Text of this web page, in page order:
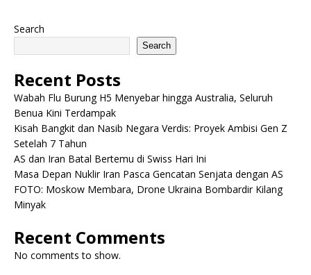
Search
Search
Recent Posts
Wabah Flu Burung H5 Menyebar hingga Australia, Seluruh
Benua Kini Terdampak
Kisah Bangkit dan Nasib Negara Verdis: Proyek Ambisi Gen Z
Setelah 7 Tahun
AS dan Iran Batal Bertemu di Swiss Hari Ini
Masa Depan Nuklir Iran Pasca Gencatan Senjata dengan AS
FOTO: Moskow Membara, Drone Ukraina Bombardir Kilang
Minyak
Recent Comments
No comments to show.